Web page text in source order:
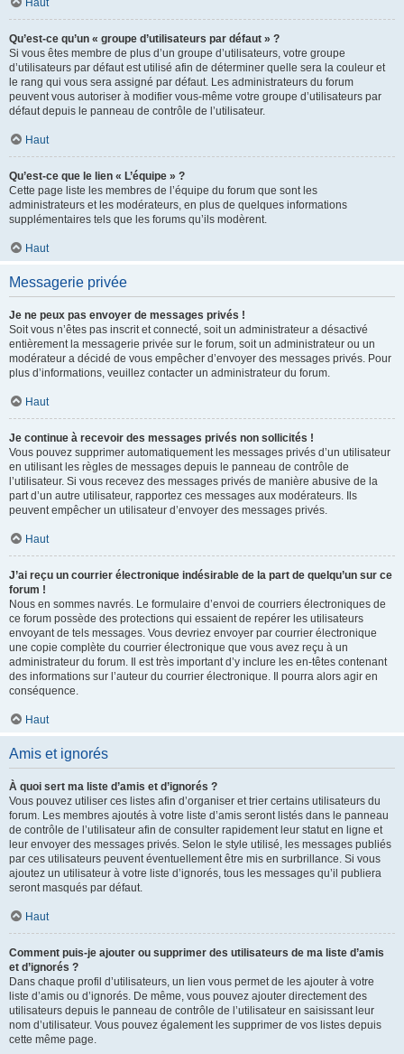
Haut
Qu’est-ce qu’un « groupe d’utilisateurs par défaut » ?
Si vous êtes membre de plus d’un groupe d’utilisateurs, votre groupe
d’utilisateurs par défaut est utilisé afin de déterminer quelle sera la couleur et
le rang qui vous sera assigné par défaut. Les administrateurs du forum
peuvent vous autoriser à modifier vous-même votre groupe d’utilisateurs par
défaut depuis le panneau de contrôle de l’utilisateur.
Haut
Qu’est-ce que le lien « L’équipe » ?
Cette page liste les membres de l’équipe du forum que sont les
administrateurs et les modérateurs, en plus de quelques informations
supplémentaires tels que les forums qu’ils modèrent.
Haut
Messagerie privée
Je ne peux pas envoyer de messages privés !
Soit vous n’êtes pas inscrit et connecté, soit un administrateur a désactivé
entièrement la messagerie privée sur le forum, soit un administrateur ou un
modérateur a décidé de vous empêcher d’envoyer des messages privés. Pour
plus d’informations, veuillez contacter un administrateur du forum.
Haut
Je continue à recevoir des messages privés non sollicités !
Vous pouvez supprimer automatiquement les messages privés d’un utilisateur
en utilisant les règles de messages depuis le panneau de contrôle de
l’utilisateur. Si vous recevez des messages privés de manière abusive de la
part d’un autre utilisateur, rapportez ces messages aux modérateurs. Ils
peuvent empêcher un utilisateur d’envoyer des messages privés.
Haut
J’ai reçu un courrier électronique indésirable de la part de quelqu’un sur ce
forum !
Nous en sommes navrés. Le formulaire d’envoi de courriers électroniques de
ce forum possède des protections qui essaient de repérer les utilisateurs
envoyant de tels messages. Vous devriez envoyer par courrier électronique
une copie complète du courrier électronique que vous avez reçu à un
administrateur du forum. Il est très important d’y inclure les en-têtes contenant
des informations sur l’auteur du courrier électronique. Il pourra alors agir en
conséquence.
Haut
Amis et ignorés
À quoi sert ma liste d’amis et d’ignorés ?
Vous pouvez utiliser ces listes afin d’organiser et trier certains utilisateurs du
forum. Les membres ajoutés à votre liste d’amis seront listés dans le panneau
de contrôle de l’utilisateur afin de consulter rapidement leur statut en ligne et
leur envoyer des messages privés. Selon le style utilisé, les messages publiés
par ces utilisateurs peuvent éventuellement être mis en surbrillance. Si vous
ajoutez un utilisateur à votre liste d’ignorés, tous les messages qu’il publiera
seront masqués par défaut.
Haut
Comment puis-je ajouter ou supprimer des utilisateurs de ma liste d’amis
et d’ignorés ?
Dans chaque profil d’utilisateurs, un lien vous permet de les ajouter à votre
liste d’amis ou d’ignorés. De même, vous pouvez ajouter directement des
utilisateurs depuis le panneau de contrôle de l’utilisateur en saisissant leur
nom d’utilisateur. Vous pouvez également les supprimer de vos listes depuis
cette même page.